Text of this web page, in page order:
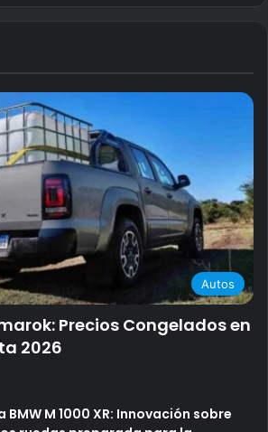
Autos
Precios Congelados en
2026
BMW M 1000 XR: Innovación sobre